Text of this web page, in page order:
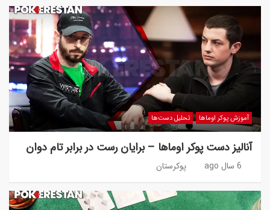
آموزش پوکر اوماها تحلیل دست‌ها
آنالیز دست پوکر اوماها – برایان رست در برابر تام دوان
6 سال ago پوکرستان